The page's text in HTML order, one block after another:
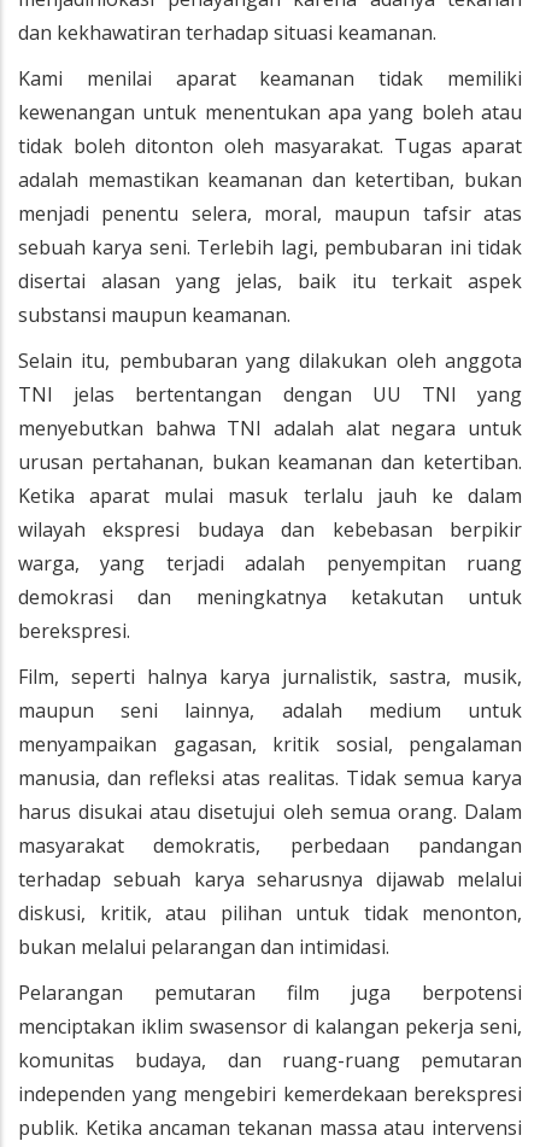
dan kekhawatiran terhadap situasi keamanan.
Kami menilai aparat keamanan tidak memiliki
kewenangan untuk menentukan apa yang boleh atau
tidak boleh ditonton oleh masyarakat. Tugas aparat
adalah memastikan keamanan dan ketertiban, bukan
menjadi penentu selera, moral, maupun tafsir atas
sebuah karya seni. Terlebih lagi, pembubaran ini tidak
disertai alasan yang jelas, baik itu terkait aspek
substansi maupun keamanan.
Selain itu, pembubaran yang dilakukan oleh anggota
TNI jelas bertentangan dengan UU TNI yang
menyebutkan bahwa TNI adalah alat negara untuk
urusan pertahanan, bukan keamanan dan ketertiban.
Ketika aparat mulai masuk terlalu jauh ke dalam
wilayah ekspresi budaya dan kebebasan berpikir
warga, yang terjadi adalah penyempitan ruang
demokrasi dan meningkatnya ketakutan untuk
berekspresi.
Film, seperti halnya karya jurnalistik, sastra, musik,
maupun seni lainnya, adalah medium untuk
menyampaikan gagasan, kritik sosial, pengalaman
manusia, dan refleksi atas realitas. Tidak semua karya
harus disukai atau disetujui oleh semua orang. Dalam
masyarakat demokratis, perbedaan pandangan
terhadap sebuah karya seharusnya dijawab melalui
diskusi, kritik, atau pilihan untuk tidak menonton,
bukan melalui pelarangan dan intimidasi.
Pelarangan pemutaran film juga berpotensi
menciptakan iklim swasensor di kalangan pekerja seni,
komunitas budaya, dan ruang-ruang pemutaran
independen yang mengebiri kemerdekaan berekspresi
publik. Ketika ancaman tekanan massa atau intervensi